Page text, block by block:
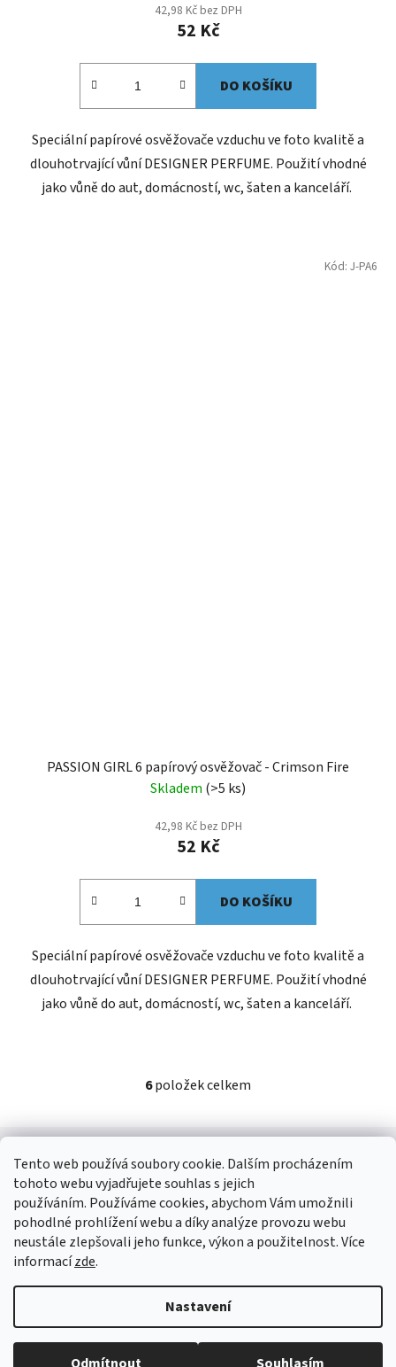
Tento web používá soubory cookie. Dalším procházením
tohoto webu vyjadřujete souhlas s jejich
používáním. Používáme cookies, abychom Vám umožnili
pohodlné prohlížení webu a díky analýze provozu webu
neustále zlepšovali jeho funkce, výkon a použitelnost. Více
informacízde.
Nastavení
42,98 Kč bez DPH
52 Kč
DO KOŠÍKU
Speciální papírové osvěžovače vzduchu ve foto kvalitě a
dlouhotrvající vůní DESIGNER PERFUME. Použití vhodné
jako vůně do aut, domácností, wc, šaten a kanceláří.
PASSION GIRL 6 papírový osvěžovač - Crimson Fire
Skladem (>5 ks)
42,98 Kč bez DPH
52 Kč
DO KOŠÍKU
Speciální papírové osvěžovače vzduchu ve foto kvalitě a
dlouhotrvající vůní DESIGNER PERFUME. Použití vhodné
jako vůně do aut, domácností, wc, šaten a kanceláří.
Kód: J-PA6
O
l
d
a
c
í
p
v
k
y
v
6položek celkem
Z
Kontakt
shop@jees.cz
+420 326 903 815
Vytvořil Shoptet